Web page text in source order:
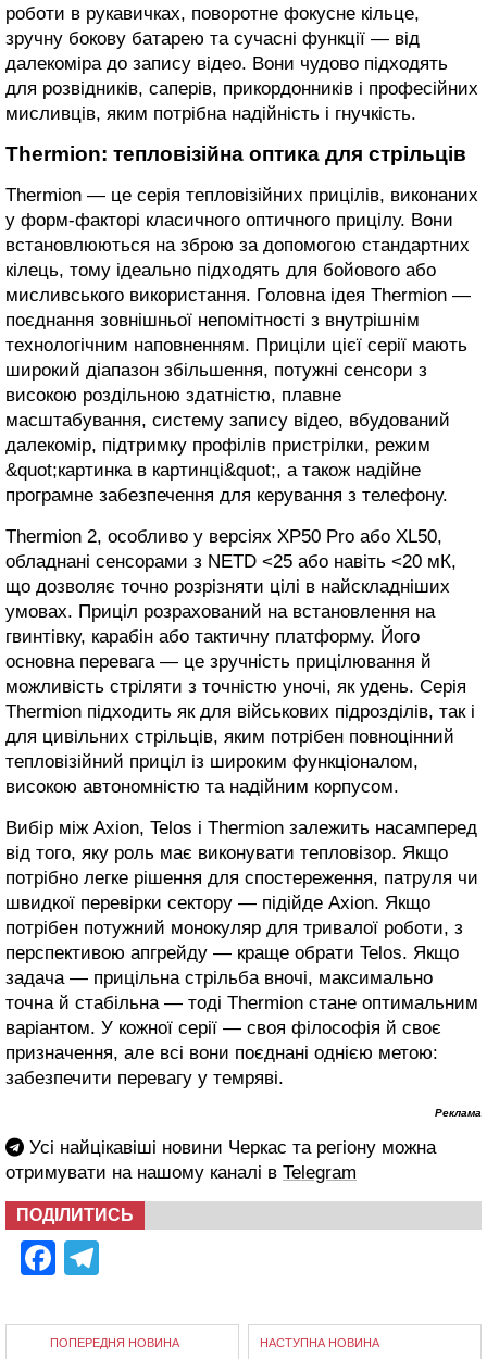
роботи в рукавичках, поворотне фокусне кільце,
зручну бокову батарею та сучасні функції — від
далекоміра до запису відео. Вони чудово підходять
для розвідників, саперів, прикордонників і професійних
мисливців, яким потрібна надійність і гнучкість.
Thermion: тепловізійна оптика для стрільців
Thermion — це серія тепловізійних прицілів, виконаних
у форм-факторі класичного оптичного прицілу. Вони
встановлюються на зброю за допомогою стандартних
кілець, тому ідеально підходять для бойового або
мисливського використання. Головна ідея Thermion —
поєднання зовнішньої непомітності з внутрішнім
технологічним наповненням. Приціли цієї серії мають
широкий діапазон збільшення, потужні сенсори з
високою роздільною здатністю, плавне
масштабування, систему запису відео, вбудований
далекомір, підтримку профілів пристрілки, режим
&quot;картинка в картинці&quot;, а також надійне
програмне забезпечення для керування з телефону.
Thermion 2, особливо у версіях XP50 Pro або XL50,
обладнані сенсорами з NETD <25 або навіть <20 мК,
що дозволяє точно розрізняти цілі в найскладніших
умовах. Приціл розрахований на встановлення на
гвинтівку, карабін або тактичну платформу. Його
основна перевага — це зручність прицілювання й
можливість стріляти з точністю уночі, як удень. Серія
Thermion підходить як для військових підрозділів, так і
для цивільних стрільців, яким потрібен повноцінний
тепловізійний приціл із широким функціоналом,
високою автономністю та надійним корпусом.
Вибір між Axion, Telos і Thermion залежить насамперед
від того, яку роль має виконувати тепловізор. Якщо
потрібно легке рішення для спостереження, патруля чи
швидкої перевірки сектору — підійде Axion. Якщо
потрібен потужний монокуляр для тривалої роботи, з
перспективою апгрейду — краще обрати Telos. Якщо
задача — прицільна стрільба вночі, максимально
точна й стабільна — тоді Thermion стане оптимальним
варіантом. У кожної серії — своя філософія й своє
призначення, але всі вони поєднані однією метою:
забезпечити перевагу у темряві.
Реклама
Усі найцікавіші новини Черкас та регіону можна
отримувати на нашому каналі в Telegram
ПОДІЛИТИСЬ
Facebook
ПОПЕРЕДНЯ НОВИНА НАСТУПНА НОВИНА